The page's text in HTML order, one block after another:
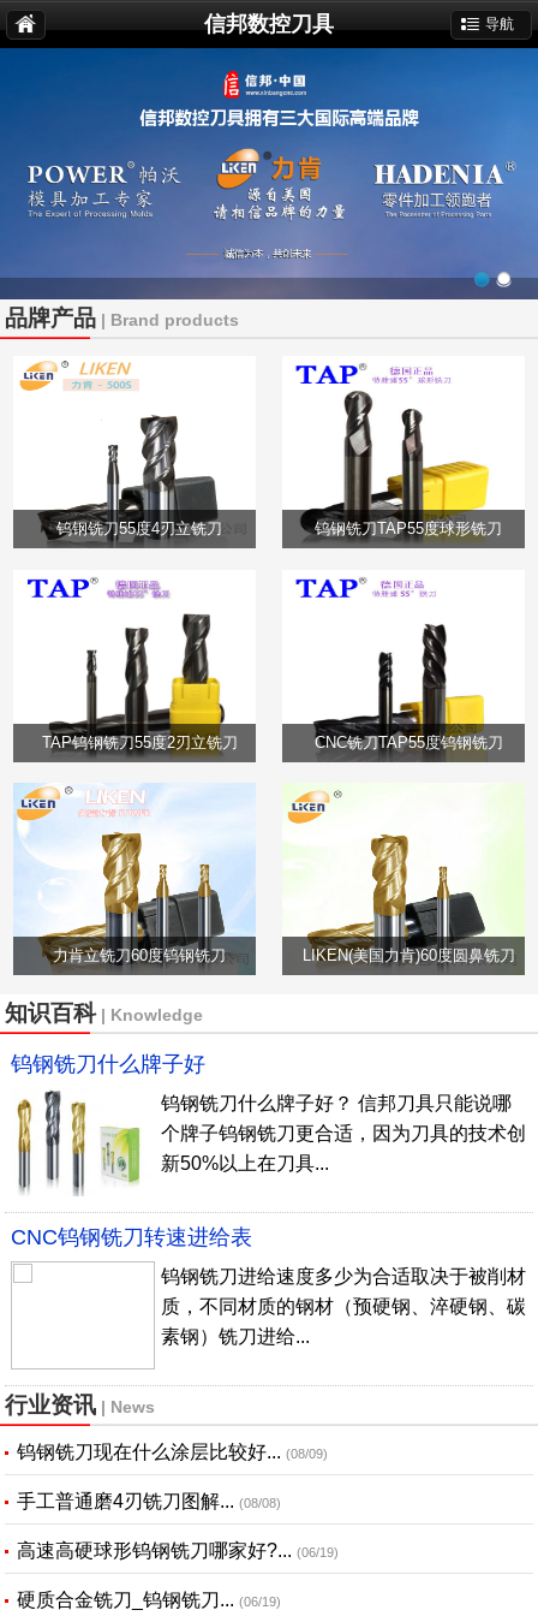
信邦数控刀具 导航
品牌产品 | Brand products
钨钢铣刀55度4刃立铣刀 钨钢铣刀TAP55度球形铣刀
TAP钨钢铣刀55度2刃立铣刀 CNC铣刀TAP55度钨钢铣刀
力肯立铣刀60度钨钢铣刀 LIKEN(美国力肯)60度圆鼻铣刀
知识百科| Knowledge
钨钢铣刀什么牌子好
钨钢铣刀什么牌子好？ 信邦刀具只能说哪
个牌子钨钢铣刀更合适，因为刀具的技术创
新50%以上在刀具...
CNC钨钢铣刀转速进给表
钨钢铣刀进给速度多少为合适取决于被削材
质，不同材质的钢材（预硬钢、淬硬钢、碳
素钢）铣刀进给...
行业资讯 | News
钨钢铣刀现在什么涂层比较好... (08/09)
手工普通磨4刃铣刀图解... (08/08)
高速高硬球形钨钢铣刀哪家好?... (06/19)
硬质合金铣刀_钨钢铣刀... (06/19)